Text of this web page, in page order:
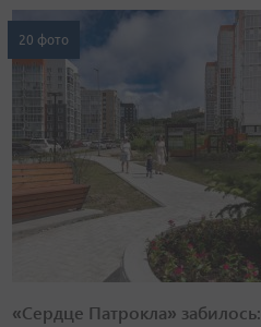
20 фото
«Сердце Патрокла» забилось: